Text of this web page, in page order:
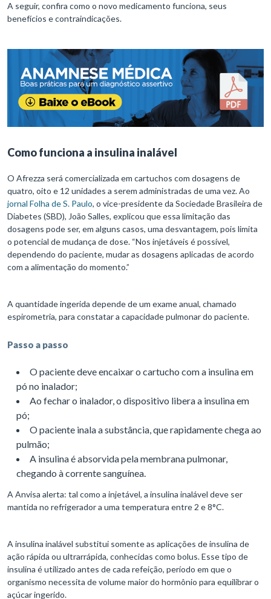
A seguir, confira como o novo medicamento funciona, seus
benefícios e contraindicações.
Como funciona a insulina inalável
O Afrezza será comercializada em cartuchos com dosagens de
quatro, oito e 12 unidades a serem administradas de uma vez. Ao
jornal Folha de S. Paulo, o vice-presidente da Sociedade Brasileira de
Diabetes (SBD), João Salles, explicou que essa limitação das
dosagens pode ser, em alguns casos, uma desvantagem, pois limita
o potencial de mudança de dose. “Nos injetáveis é possível,
dependendo do paciente, mudar as dosagens aplicadas de acordo
com a alimentação do momento.”
A quantidade ingerida depende de um exame anual, chamado
espirometria, para constatar a capacidade pulmonar do paciente.
Passo a passo
O paciente deve encaixar o cartucho com a insulina em
pó no inalador;
Ao fechar o inalador, o dispositivo libera a insulina em
pó;
O paciente inala a substância, que rapidamente chega ao
pulmão;
A insulina é absorvida pela membrana pulmonar,
chegando à corrente sanguínea.
A Anvisa alerta: tal como a injetável, a insulina inalável deve ser
mantida no refrigerador a uma temperatura entre 2 e 8°C.
A insulina inalável substitui somente as aplicações de insulina de
ação rápida ou ultrarrápida, conhecidas como bolus. Esse tipo de
insulina é utilizado antes de cada refeição, período em que o
organismo necessita de volume maior do hormônio para equilibrar o
açúcar ingerido.